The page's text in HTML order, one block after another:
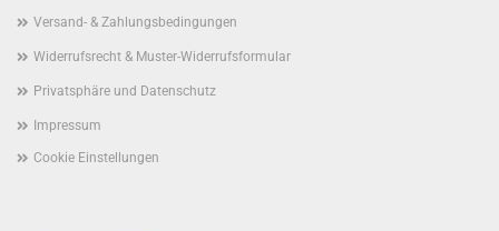
Versand- & Zahlungsbedingungen
Widerrufsrecht & Muster-Widerrufsformular
Privatsphäre und Datenschutz
Impressum
Cookie Einstellungen